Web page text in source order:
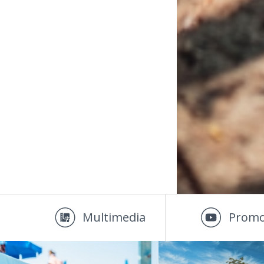
Multimedia